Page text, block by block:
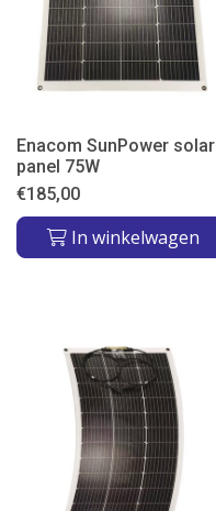
Enacom SunPower solar
panel 75W
€185,00
In winkelwagen